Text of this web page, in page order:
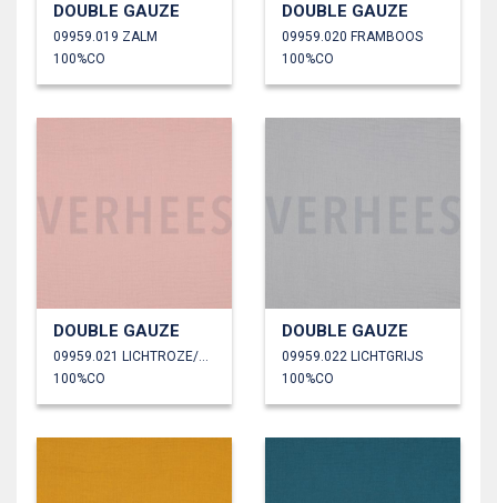
DOUBLE GAUZE
09959.019 ZALM
100%CO
DOUBLE GAUZE
09959.020 FRAMBOOS
100%CO
DOUBLE GAUZE
09959.021 LICHTROZE/OUDROZE
100%CO
DOUBLE GAUZE
09959.022 LICHTGRIJS
100%CO